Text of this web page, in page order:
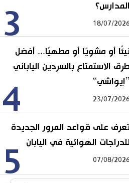
3
المدارس؟
18/07/2026
4
أو مشويًا أو مطهيًا... أفضل
طرق الاستمتاع بالسردين الياباني
”إيواشي“
23/07/2026
5
على قواعد المرور الجديدة
الهوائية في اليابان
07/08/2026